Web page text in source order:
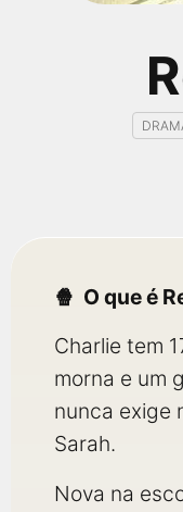
O que é
Charlie tem
morna e um
nunca exige
Sarah.
Nova na